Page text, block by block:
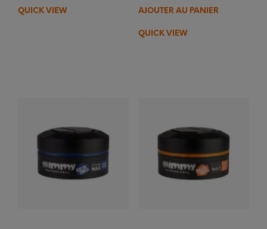
était :
QUICK VIEW AJOUTER AU PANIER
QUICK VIEW